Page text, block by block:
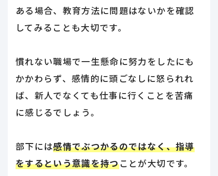
ある場合、教育方法に問題はないかを確認
してみることも大切です。
慣れない職場で一生懸命に努力をしたにも
かかわらず、感情的に頭ごなしに怒られれ
ば、新人でなくても仕事に行くことを苦痛
に感じるでしょう。
部下には感情でぶつかるのではなく、指導
をするという意識を持つことが大切です。